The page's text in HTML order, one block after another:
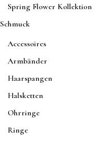
Spring Flower Kollektion
Schmuck
Accessoires
Armbänder
Haarspangen
Halsketten
Ohrringe
Ringe